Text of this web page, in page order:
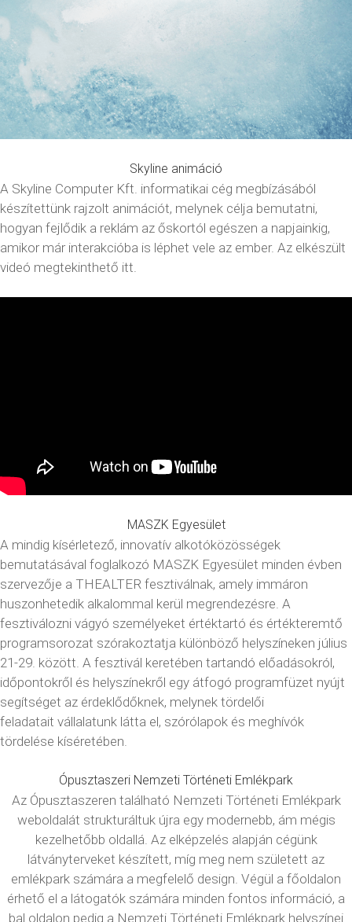
Skyline animáció
A Skyline Computer Kft. informatikai cég megbízásából
készítettünk rajzolt animációt, melynek célja bemutatni,
hogyan fejlődik a reklám az őskortól egészen a napjainkig,
amikor már interakcióba is léphet vele az ember. Az elkészült
videó megtekinthető itt.
MASZK Egyesület
A mindig kísérletező, innovatív alkotóközösségek
bemutatásával foglalkozó MASZK Egyesület minden évben
szervezője a THEALTER fesztiválnak, amely immáron
huszonhetedik alkalommal kerül megrendezésre. A
fesztiválozni vágyó személyeket értéktartó és értékteremtő
programsorozat szórakoztatja különböző helyszíneken július
21-29. között. A fesztivál keretében tartandó előadásokról,
időpontokről és helyszínekről egy átfogó programfüzet nyújt
segítséget az érdeklődőknek, melynek tördelői
feladatait vállalatunk látta el, szórólapok és meghívók
tördelése kíséretében.
Ópusztaszeri Nemzeti Történeti Emlékpark
Az Ópusztaszeren található Nemzeti Történeti Emlékpark
weboldalát strukturáltuk újra egy modernebb, ám mégis
kezelhetőbb oldallá. Az elképzelés alapján cégünk
látványterveket készített, míg meg nem született az
emlékpark számára a megfelelő design. Végül a főoldalon
érhető el a látogatók számára minden fontos információ, a
bal oldalon pedig a Nemzeti Történeti Emlékpark helyszínei